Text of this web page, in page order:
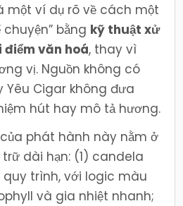
một ví dụ rõ về cách một
bằng kỹ thuật xử
văn hoá, thay vì
vị. Nguồn không có
Yêu Cigar không đưa
hút hay mô tả hương.
phát hành này nằm ở
dài hạn: (1) candela
trình, với logic màu
và gia nhiệt nhanh;